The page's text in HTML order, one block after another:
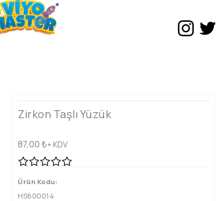
Zirkon Taşlı Yüzük
87,00 ₺+ KDV
Ürün Kodu:
HS600014